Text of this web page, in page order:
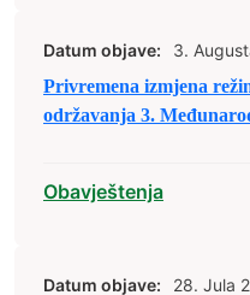
Datum objave:
3.
Privremena izmjena
održavanja 3.
Obavještenja
Datum objave:
28. Jula